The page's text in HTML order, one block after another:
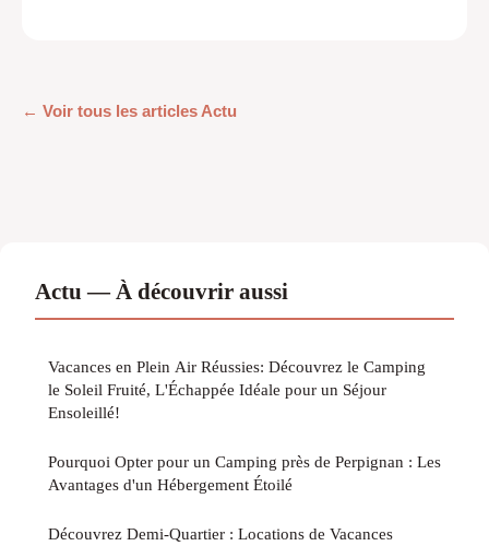
← Voir tous les articles Actu
Actu — À découvrir aussi
Vacances en Plein Air Réussies: Découvrez le Camping
le Soleil Fruité, L'Échappée Idéale pour un Séjour
Ensoleillé!
Pourquoi Opter pour un Camping près de Perpignan : Les
Avantages d'un Hébergement Étoilé
Découvrez Demi-Quartier : Locations de Vacances